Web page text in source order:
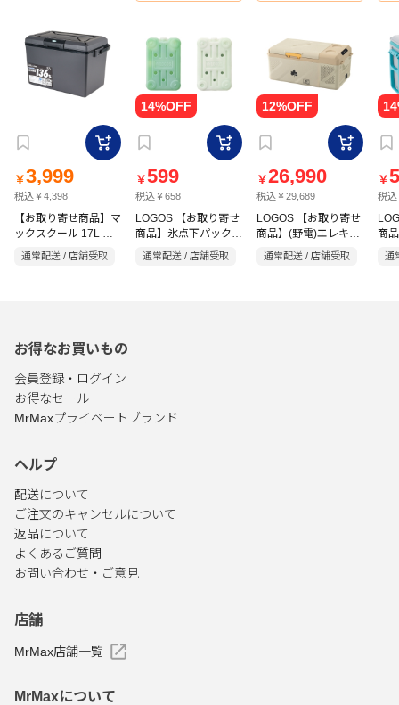
￥3,999
税込￥4,398
【お取り寄せ商品】マ
ックスクール 17L チ
ャコールグレー
YMCB-17(CGY)
通常配送 / 店舗受取
￥599
税込￥658
LOGOS 【お取り寄せ
商品】氷点下パック・
ギャップディスク グ
リーン
通常配送 / 店舗受取
￥26,990
税込￥29,689
LOGOS 【お取り寄せ
商品】(野電)エレキャ
ン・冷凍冷蔵庫 16-
BF(-20℃～20℃) アイ
通常配送 / 店舗受取
￥
税込
商
ン
通
お得なお買いもの
会員登録・ログイン
お得なセール
MrMaxプライベートブランド
ヘルプ
配送について
ご注文のキャンセルについて
返品について
よくあるご質問
お問い合わせ・ご意見
店舗
MrMax店舗一覧
MrMaxについて